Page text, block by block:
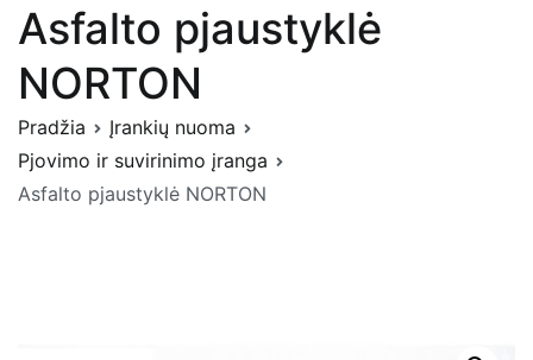
Asfalto pjaustyklė
NORTON
Pradžia
Įrankių nuoma
Pjovimo ir suvirinimo įranga
Asfalto pjaustyklė NORTON